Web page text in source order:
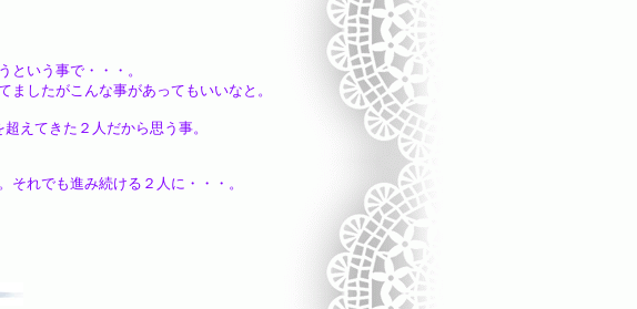
いう事で・・・。
事があってもいいなと。
てきた２人だから思う事。
れでも進み続ける２人に・・・。